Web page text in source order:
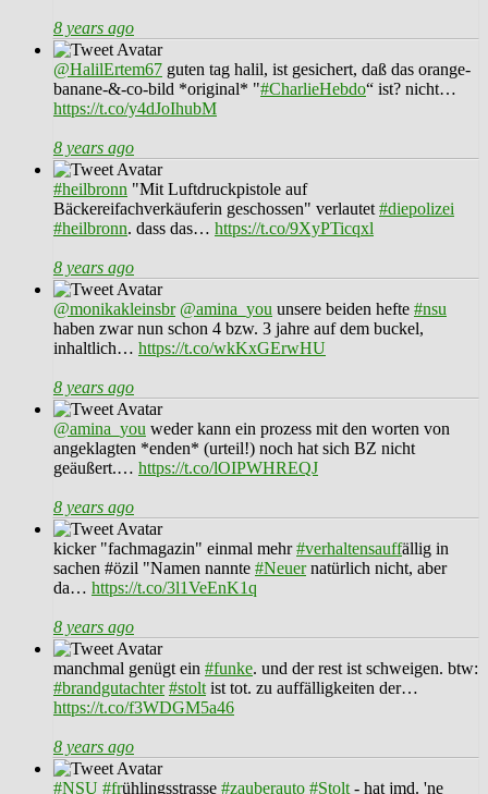
8 years ago
@HalilErtem67 guten tag halil, ist gesichert, daß das orange-
banane-&-co-bild *original* "#CharlieHebdo“ ist? nicht…
https://t.co/y4dJoIhubM
8 years ago
#heilbronn "Mit Luftdruckpistole auf
Bäckereifachverkäuferin geschossen" verlautet #diepolizei
#heilbronn. dass das… https://t.co/9XyPTicqxl
8 years ago
@monikakleinsbr @amina_you unsere beiden hefte #nsu
haben zwar nun schon 4 bzw. 3 jahre auf dem buckel,
inhaltlich… https://t.co/wkKxGErwHU
8 years ago
@amina_you weder kann ein prozess mit den worten von
angeklagten *enden* (urteil!) noch hat sich BZ nicht
geäußert.… https://t.co/lOIPWHREQJ
8 years ago
kicker "fachmagazin" einmal mehr#verhaltensauffällig in
sachen #özil "Namen nannte #Neuernatürlich nicht, aber
da… https://t.co/3l1VeEnK1q
8 years ago
manchmal genügt ein #funke. und der rest ist schweigen. btw:
#brandgutachter #stolt ist tot. zu auffälligkeiten der…
https://t.co/f3WDGM5a46
8 years ago
#NSU #frühlingsstrasse #zauberauto #Stolt - hat jmd. 'ne